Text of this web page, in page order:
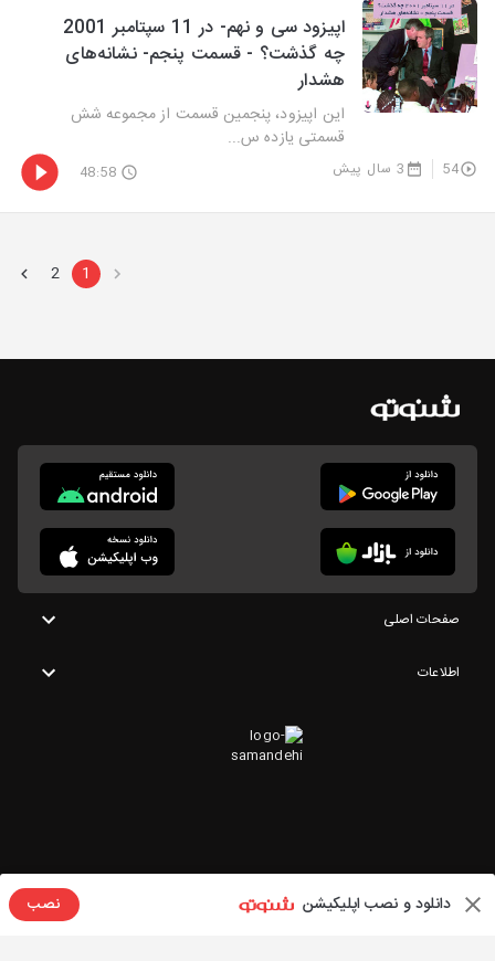
اپیزود سی‌ و نهم- در 11 سپتامبر 2001
چه گذشت؟ - قسمت پنجم- نشانه‌های
هشدار
این اپیزود، پنجمین قسمت از مجموعه شش
قسمتی یازده س...
54 3 سال پیش 48:58
1
2
دانلود و نصب اپلیکیشن نصب
صفحات اصلی
اطلاعات